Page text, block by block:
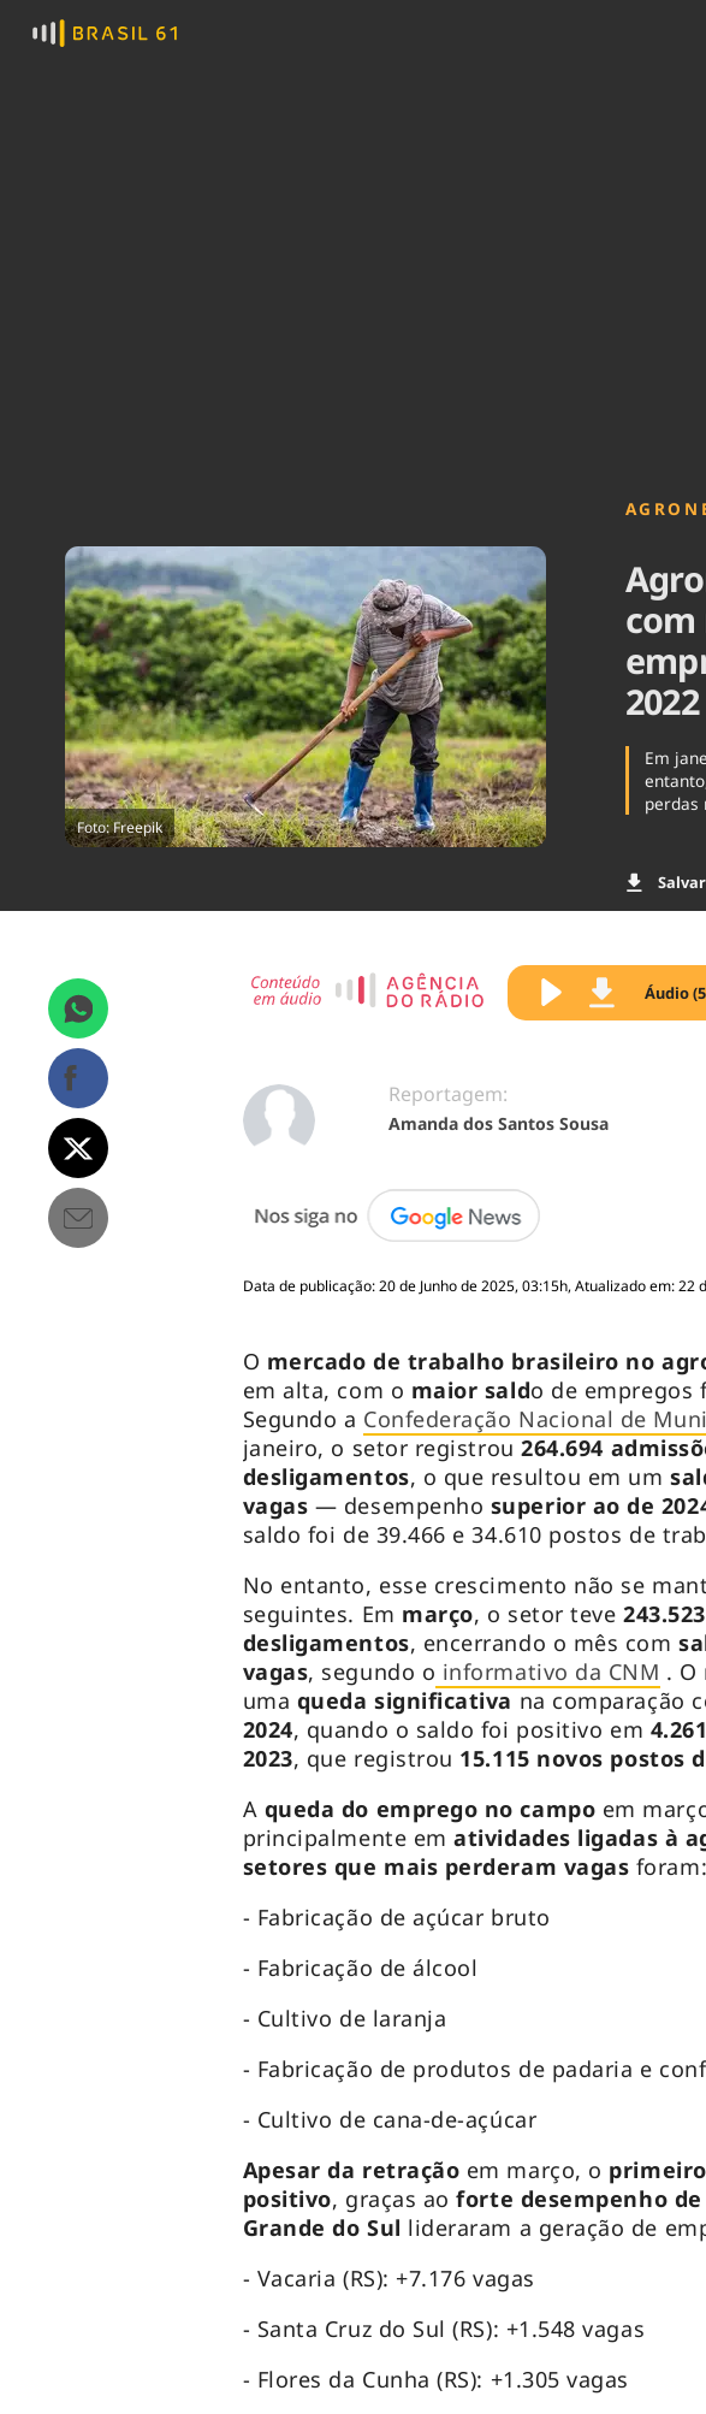
Foto: Freepik
com
2022
Em
perdas
Áudio
Reportagem:
Amanda dos Santos Sousa
Data de publicação: 20 de Junho de 2025, 03:15h, Atualizado em: 22
O mercado de trabalho brasileiro no
em alta, com o maior saldo de empregos
Segundo a Confederação Nacional de
janeiro, o setor registrou264.694
desligamentos, o que resultou em um
vagas — desempenho superior ao de
saldo foi de 39.466 e 34.610 postos de
No entanto, esse crescimento não se
seguintes. Em março, o setor teve
desligamentos, encerrando o mês com
vagas, segundo o informativo da CNM . O
uma queda significativa na comparação
2024, quando o saldo foi positivo em
2023, que registrou 15.115 novos postos
A queda do emprego no campo em
principalmente ematividades ligadas à
setores que mais perderam vagas foram:
- Fabricação de açúcar bruto
- Fabricação de álcool
- Cultivo de laranja
- Fabricação de produtos de padaria e
- Cultivo de cana-de-açúcar
Apesar da retração em março, o
positivo, graças aoforte desempenho
Grande do Sul lideraram a geração de
- Vacaria (RS): +7.176 vagas
- Santa Cruz do Sul (RS): +1.548 vagas
- Flores da Cunha (RS): +1.305 vagas